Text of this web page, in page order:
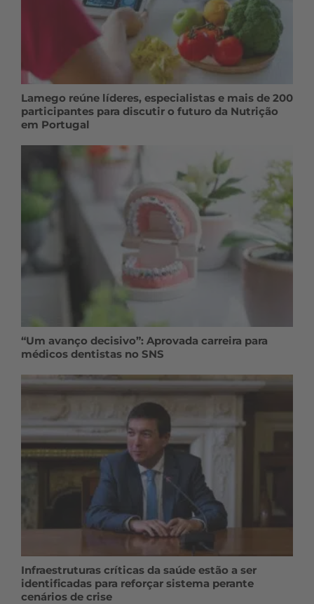
Lamego reúne líderes, especialistas e mais de 200
participantes para discutir o futuro da Nutrição
em Portugal
“Um avanço decisivo”: Aprovada carreira para
médicos dentistas no SNS
Infraestruturas críticas da saúde estão a ser
identificadas para reforçar sistema perante
cenários de crise